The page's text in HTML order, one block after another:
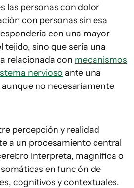
las personas con dolor
con personas sin esa
con una mayor
tejido, sino que sería una
relacionada con mecanismos
nervioso ante una
no necesariamente
percepción y realidad
a un procesamiento central
interpreta, magnifica o
en función de
cognitivos y contextuales.